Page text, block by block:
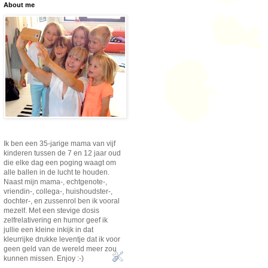
About me
Ik ben een 35-jarige mama van vijf
kinderen tussen de 7 en 12 jaar oud
die elke dag een poging waagt om
alle ballen in de lucht te houden.
Naast mijn mama-, echtgenote-,
vriendin-, collega-, huishoudster-,
dochter-, en zussenrol ben ik vooral
mezelf. Met een stevige dosis
zelfrelativering en humor geef ik
jullie een kleine inkijk in dat
kleurrijke drukke leventje dat ik voor
geen geld van de wereld meer zou
kunnen missen. Enjoy :-)